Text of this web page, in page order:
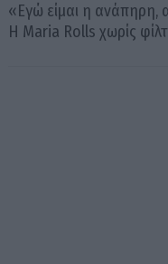
«Εγώ είμαι η ανάπηρη,
Η Maria Rolls χωρίς